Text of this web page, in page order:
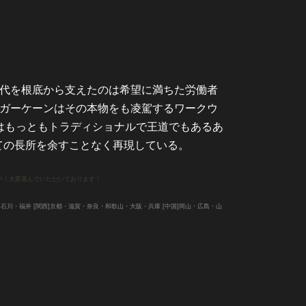
を根底から支えたのは希望に満ちた労働者
ーケーンはその本物をも凌駕するワークウ
っともトラディショナルで王道でもあるあ
長所を余すことなく再現している。
大変喜んでいただいております！
川・福井 [関西] 京都・滋賀・奈良・和歌山・大阪・兵庫 [中国] 岡山・広島・山